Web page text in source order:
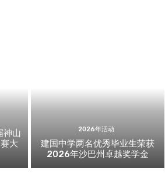
神山
大
2026年活动
建国中学两名优秀毕业生荣获
2026年沙巴州卓越奖学金